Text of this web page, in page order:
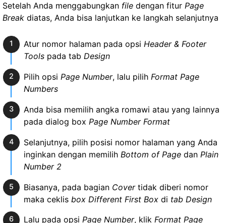
Setelah Anda menggabungkan file dengan fitur Page
Break diatas, Anda bisa lanjutkan ke langkah selanjutnya
Atur nomor halaman pada opsi Header & Footer
Toolspada tab Design
Pilih opsi Page Number, lalu pilih Format Page
Numbers
Anda bisa memilih angka romawi atau yang lainnya
pada dialog box Page Number Format
Selanjutnya, pilih posisi nomor halaman yang Anda
inginkan dengan memilih Bottom of Pagedan Plain
Number 2
Biasanya, pada bagian Covertidak diberi nomor
maka ceklis box Different First Boxdi tab Design
Lalu pada opsi Page Number, klik Format Page